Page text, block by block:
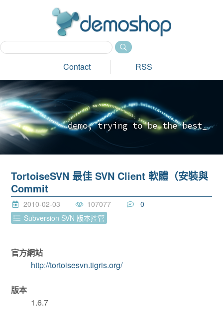
Contact RSS
demo, tryi ng to be the best_
TortoiseSVN 最佳 SVN Client 軟體（安裝與
Commit
2010-02-03 107077
0
Subversion SVN 版本控管
官方網站
http://tortoisesvn.tigris.org/
版本
1.6.7